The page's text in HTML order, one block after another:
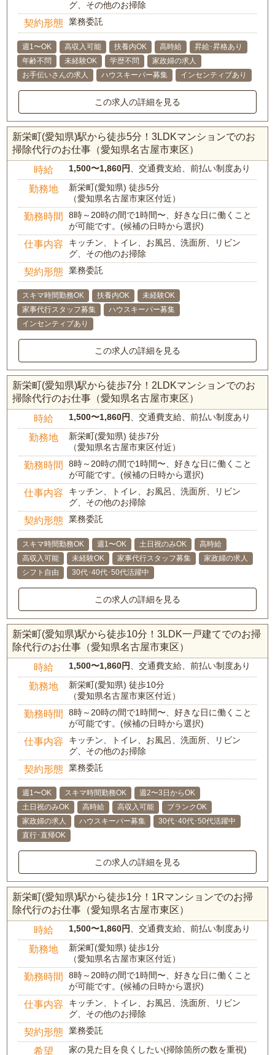
グ、その他のお掃除
契約形態 業務委託
週1〜OK 高収入可能 扶養内OK 高時給
昇給･昇格あり
年齢不問
未経験OK 学歴不問
家政婦の求人
お手伝いさんの求人
ハウスキーパー募集 インセンティブあり
この求人の詳細を見る
新栄町(愛知県)駅から徒歩5分！3LDKマンションでのお
掃除代行のお仕事（愛知県名古屋市東区）
時給 1,500〜1,860円 、交通費支給、前払い制度あり
勤務地
新栄町(愛知県) 徒歩5分
（愛知県名古屋市東区付近）
勤務時間
8時～20時の間で1時間〜、好きな日に働くこと
が可能です。(候補の日時から選択)
仕事内容
キッチン、トイレ、お風呂、洗面所、リビン
グ、その他のお掃除
契約形態 業務委託
スキマ時間勤務OK 扶養内OK
未経験OK
家事代行スタッフ募集
ハウスキーパー募集
インセンティブあり
この求人の詳細を見る
新栄町(愛知県)駅から徒歩7分！2LDKマンションでのお
掃除代行のお仕事（愛知県名古屋市東区）
時給 1,500〜1,860円 、交通費支給、前払い制度あり
勤務地
新栄町(愛知県) 徒歩7分
（愛知県名古屋市東区付近）
勤務時間
8時～20時の間で1時間〜、好きな日に働くこと
が可能です。(候補の日時から選択)
仕事内容
キッチン、トイレ、お風呂、洗面所、リビン
グ、その他のお掃除
契約形態 業務委託
スキマ時間勤務OK 週1〜OK 土日祝のみOK
高時給
高収入可能
未経験OK 家事代行スタッフ募集
家政婦の求人
シフト自由
30代･40代･50代活躍中
この求人の詳細を見る
新栄町(愛知県)駅から徒歩10分！3LDK一戸建てでのお掃
除代行のお仕事（愛知県名古屋市東区）
時給 1,500〜1,860円 、交通費支給、前払い制度あり
勤務地
新栄町(愛知県) 徒歩10分
（愛知県名古屋市東区付近）
勤務時間
8時～20時の間で1時間〜、好きな日に働くこと
が可能です。(候補の日時から選択)
仕事内容
キッチン、トイレ、お風呂、洗面所、リビン
グ、その他のお掃除
契約形態 業務委託
週1〜OK スキマ時間勤務OK
週2〜3日からOK
土日祝のみOK
高時給 高収入可能
ブランクOK
家政婦の求人
ハウスキーパー募集
30代･40代･50代活躍中
直行･直帰OK
この求人の詳細を見る
新栄町(愛知県)駅から徒歩1分！1Rマンションでのお掃
除代行のお仕事（愛知県名古屋市東区）
時給 1,500〜1,860円 、交通費支給、前払い制度あり
勤務地
新栄町(愛知県) 徒歩1分
（愛知県名古屋市東区付近）
勤務時間
8時～20時の間で1時間〜、好きな日に働くこと
が可能です。(候補の日時から選択)
仕事内容
キッチン、トイレ、お風呂、洗面所、リビン
グ、その他のお掃除
契約形態 業務委託
希望 家の見た目を良くしたい(掃除箇所の数を重視)